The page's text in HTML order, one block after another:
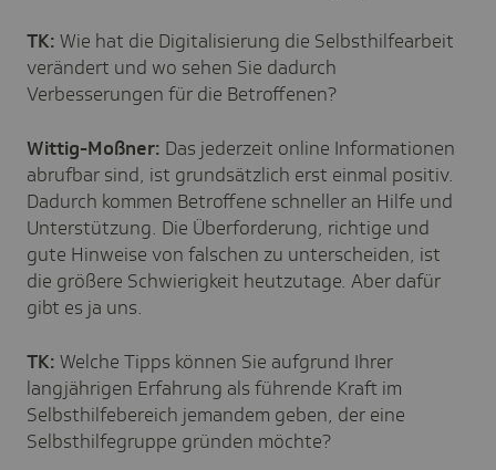
TK: Wie hat die Digitalisierung die Selbsthilfearbeit
verändert und wo sehen Sie dadurch
Verbesserungen für die Betroffenen?
Wittig-Moßner: Das jederzeit online Informationen
abrufbar sind, ist grundsätzlich erst einmal positiv.
Dadurch kommen Betroffene schneller an Hilfe und
Unterstützung. Die Überforderung, richtige und
gute Hinweise von falschen zu unterscheiden, ist
die größere Schwierigkeit heutzutage. Aber dafür
gibt es ja uns.
TK: Welche Tipps können Sie aufgrund Ihrer
langjährigen Erfahrung als führende Kraft im
Selbsthilfebereich jemandem geben, der eine
Selbsthilfegruppe gründen möchte?